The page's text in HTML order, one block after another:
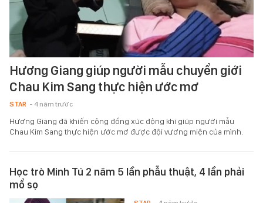
Hương Giang giúp người mẫu chuyển giới
Chau Kim Sang thực hiện ước mơ
STAR - 4 năm trước
Hương Giang đã khiến cộng đồng xúc động khi giúp người mẫu
Chau Kim Sang thực hiện ước mơ được đội vương miện của mình.
Học trò Minh Tú 2 năm 5 lần phẫu thuật, 4 lần phải
mổ sọ